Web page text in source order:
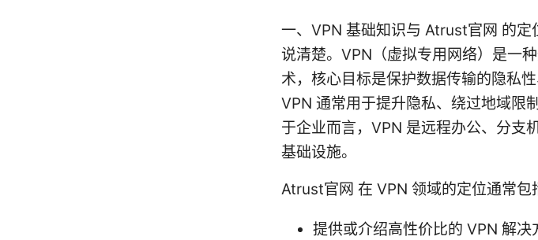
一、VPN 基础知识与 Atrust官网 的
说清楚。VPN（虚拟专用网络）是一
术，核心目标是保护数据传输的隐私
VPN 通常用于提升隐私、绕过地域限
于企业而言，VPN 是远程办公、分支
基础设施。
Atrust官网 在 VPN 领域的定位通常包
提供或介绍高性价比的 VPN 解决